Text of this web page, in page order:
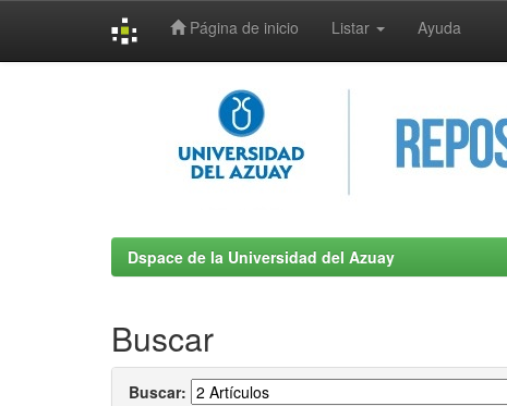
Página de inicio Listar Ayuda
Dspace de la Universidad del Azuay
Buscar
Buscar: